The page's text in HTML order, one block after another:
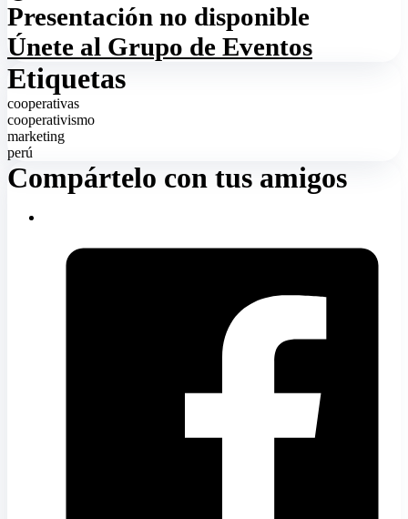
Presentación no disponible
Únete al Grupo de Eventos
Etiquetas
cooperativas
cooperativismo
marketing
perú
Compártelo con tus amigos